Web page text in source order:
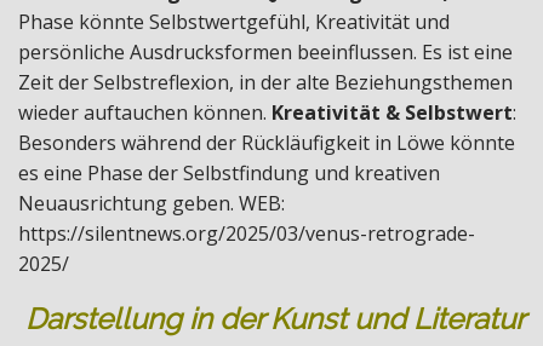
Phase könnte Selbstwertgefühl, Kreativität und
persönliche Ausdrucksformen beeinflussen. Es ist eine
Zeit der Selbstreflexion, in der alte Beziehungsthemen
wieder auftauchen können. Kreativität & Selbstwert:
Besonders während der Rückläufigkeit in Löwe könnte
es eine Phase der Selbstfindung und kreativen
Neuausrichtung geben. WEB:
https://silentnews.org/2025/03/venus-retrograde-
2025/
Darstellung in der Kunst und Literatur